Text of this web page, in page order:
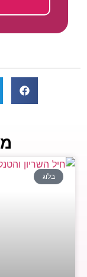
בלוג